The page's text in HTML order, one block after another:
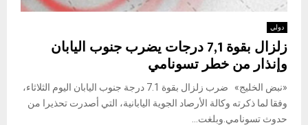
دولي
زلزال بقوة 7,1 درجات يضرب جنوب اليابان
وإنذار من خطر تسونامي
«نبض الخليج» ضرب زلزال بقوة 7.1 درجة جنوب اليابان اليوم الثلاثاء،
وفقا لما ذكرته وكالة الأرصاد الجوية اليابانية، التي أصدرت تحذيرا من
حدوث تسونامي.وبلغت...